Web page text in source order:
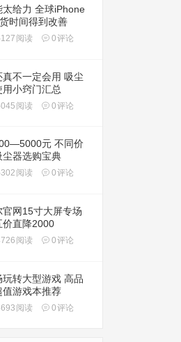
太给力 全球iPhone
时间得到改善
阅读 0评论
真不一定会用 吸尘
用小窍门汇总
阅读 0评论
元 不同价
尘器选购宝典
阅读 0评论
官网15寸大屏专场
价直降2000
阅读 0评论
玩转大型游戏 高品
值游戏本推荐
阅读 0评论